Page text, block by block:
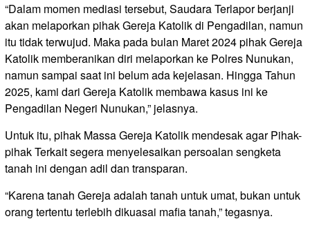
“Dalam momen mediasi tersebut, Saudara Terlapor berjanji
akan melaporkan pihak Gereja Katolik di Pengadilan, namun
itu tidak terwujud. Maka pada bulan Maret 2024 pihak Gereja
Katolik memberanikan diri melaporkan ke Polres Nunukan,
namun sampai saat ini belum ada kejelasan. Hingga Tahun
2025, kami dari Gereja Katolik membawa kasus ini ke
Pengadilan Negeri Nunukan,” jelasnya.
Untuk itu, pihak Massa Gereja Katolik mendesak agar Pihak-
pihak Terkait segera menyelesaikan persoalan sengketa
tanah ini dengan adil dan transparan.
“Karena tanah Gereja adalah tanah untuk umat, bukan untuk
orang tertentu terlebih dikuasai mafia tanah,” tegasnya.